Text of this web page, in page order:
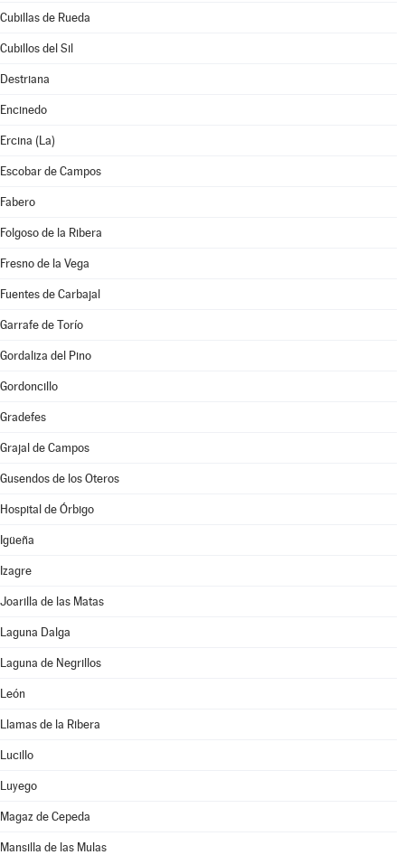
Cubillas de Rueda
Cubillos del Sil
Destriana
Encinedo
Ercina (La)
Escobar de Campos
Fabero
Folgoso de la Ribera
Fresno de la Vega
Fuentes de Carbajal
Garrafe de Torío
Gordaliza del Pino
Gordoncillo
Gradefes
Grajal de Campos
Gusendos de los Oteros
Hospital de Órbigo
Igüeña
Izagre
Joarilla de las Matas
Laguna Dalga
Laguna de Negrillos
León
Llamas de la Ribera
Lucillo
Luyego
Magaz de Cepeda
Mansilla de las Mulas